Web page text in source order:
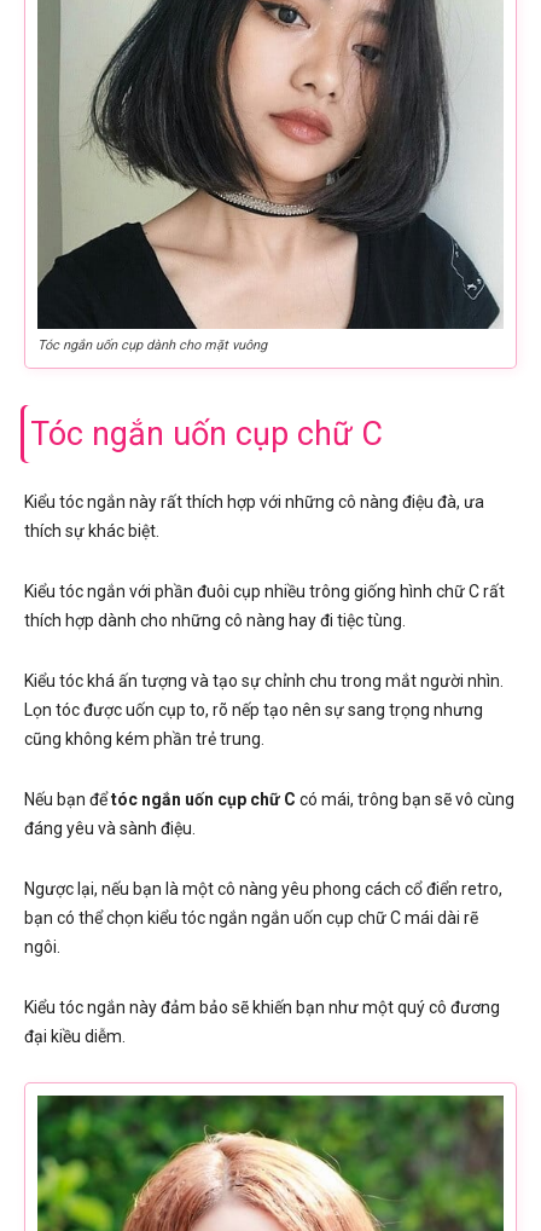
Tóc ngắn uốn cụp dành cho mặt vuông
Tóc ngắn uốn cụp chữ C
Kiểu tóc ngắn này rất thích hợp với những cô nàng điệu đà, ưa
thích sự khác biệt.
Kiểu tóc ngắn với phần đuôi cụp nhiều trông giống hình chữ C rất
thích hợp dành cho những cô nàng hay đi tiệc tùng.
Kiểu tóc khá ấn tượng và tạo sự chỉnh chu trong mắt người nhìn.
Lọn tóc được uốn cụp to, rõ nếp tạo nên sự sang trọng nhưng
cũng không kém phần trẻ trung.
Nếu bạn đểtóc ngắn uốn cụp chữ C có mái, trông bạn sẽ vô cùng
đáng yêu và sành điệu.
Ngược lại, nếu bạn là một cô nàng yêu phong cách cổ điển retro,
bạn có thể chọn kiểu tóc ngắn ngắn uốn cụp chữ C mái dài rẽ
ngôi.
Kiểu tóc ngắn này đảm bảo sẽ khiến bạn như một quý cô đương
đại kiều diễm.